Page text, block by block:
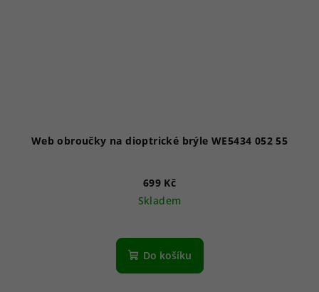
Web obroučky na dioptrické brýle WE5434 052 55
699 Kč
Skladem
Do košíku